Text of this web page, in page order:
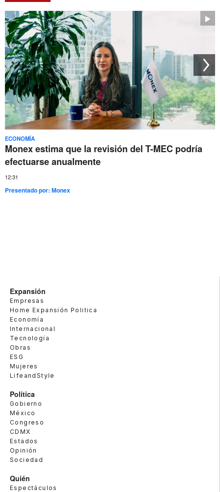
ECONOMÍA
Monex estima que la revisión del T-MEC podría
efectuarse anualmente
12:31
Presentado por:Monex
Expansión
Empresas
Home Expansión Politica
Economía
Internacional
Tecnología
Obras
ESG
Mujeres
LifeandStyle
Política
Gobierno
México
Congreso
CDMX
Estados
Opinión
Sociedad
Quién
Espectáculos